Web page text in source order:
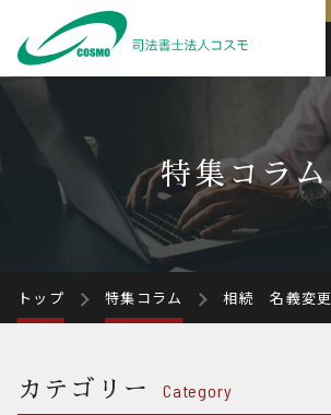
特集コラム
トップ 特集コラム 相続 名義変更
カテゴリー Category